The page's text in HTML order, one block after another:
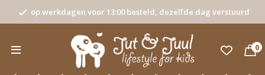
op werkdagen voor 13:00 besteld, dezelfde dag verstuurd
0